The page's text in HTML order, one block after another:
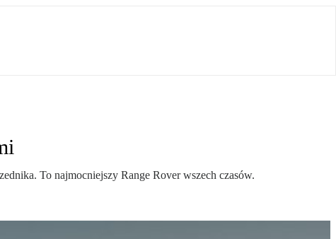
To najmocniejszy Range Rover wszech czasów.